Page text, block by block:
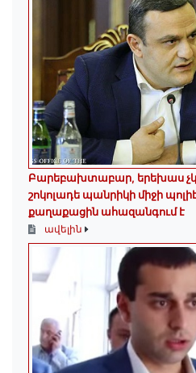
Բարեբախտաբար, երեխաս
շոկոլադե պանրիկի միջի
քաղաքացին ահազանգում է
ավելին